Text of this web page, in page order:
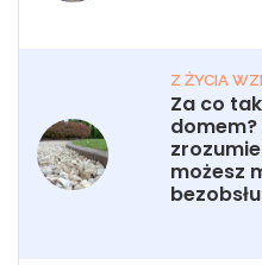
Z ŻYCIA
Za co
możesz